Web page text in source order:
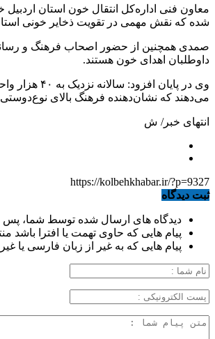
شده که نقش مهمی در تقویت ذخایر خونی
صمدی همچنین از حضور اصحاب فرهنگ و رسانه
داوطلبان اهدای خون هستند.
می‌دهند که نشان‌دهنده فرهنگ بالای
انتهای خبر/ ش
https://kolbehkhabar.ir/?p=9327
ثبت دیدگاه
دیدگاه های ارسال شده توسط شما، پس
پیام هایی که حاوی تهمت یا افترا باشد
پیام هایی که به غیر از زبان فارسی یا